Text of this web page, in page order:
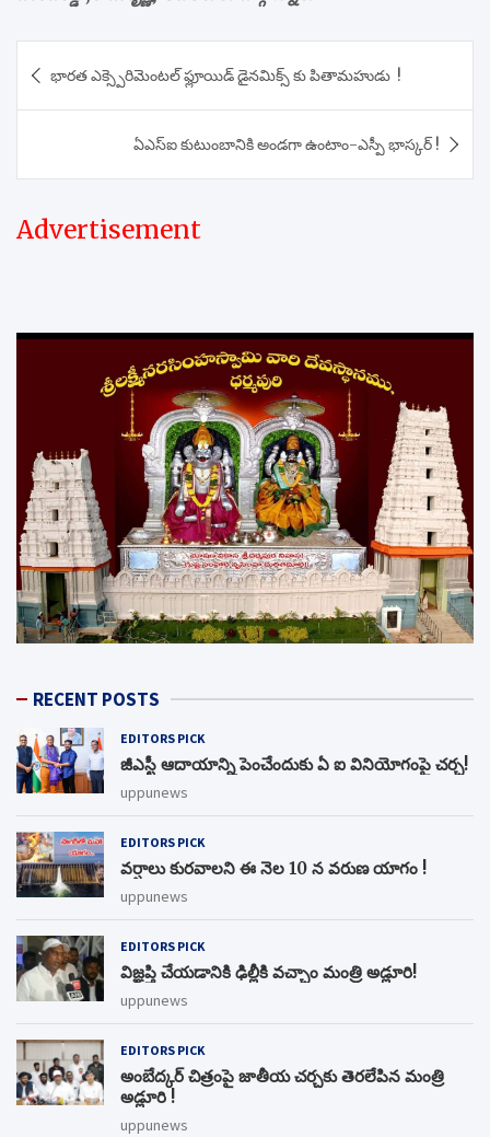
navigation
భారత ఎక్స్పెరిమెంటల్ ఫ్లూయిడ్ డైనమిక్స్ కు పితామహుడు !
ఏఎస్ఐ కుటుంబానికి అండగా ఉంటాం-ఎస్పీ భాస్కర్ !
Advertisement
RECENT POSTS
EDITORS PICK
జీఎస్టీ ఆదాయాన్ని పెంచేందుకు ఏ ఐ వినియోగంపై చర్చ!
uppunews
EDITORS PICK
వర్షాలు కురవాలని ఈ నెల 10 న వరుణ యాగం !
uppunews
EDITORS PICK
విజ్ఞప్తి చేయడానికి ఢిల్లీకి వచ్చాం మంత్రి అడ్లూరి!
uppunews
EDITORS PICK
అంబేద్కర్ చిత్రంపై జాతీయ చర్చకు తెరలేపిన మంత్రి
అడ్లూరి !
uppunews